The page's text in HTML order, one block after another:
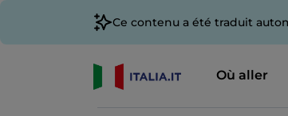
Ce contenu a été traduit
Où aller